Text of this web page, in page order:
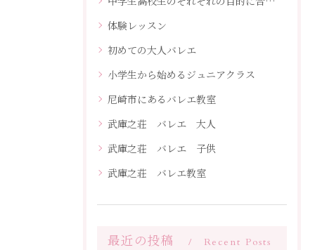
体験レッスン
初めての大人バレエ
小学生から始めるジュニアクラス
尼崎市にあるバレエ教室
武庫之荘 バレエ 大人
武庫之荘 バレエ 子供
武庫之荘 バレエ教室
最近の投稿 Recent Posts